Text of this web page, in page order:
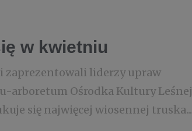
w kwietniu
zaprezentowali liderzy upraw
arboretum Ośrodka Kultury Leśnej
się najwięcej wiosennej truska...